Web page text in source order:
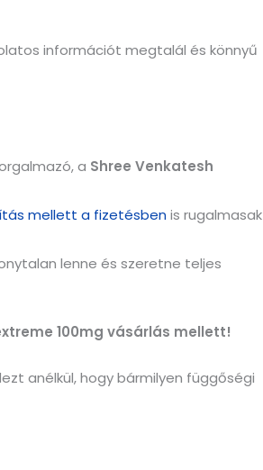
információt megtalál és könnyű
a Shree Venkatesh
mellett a fizetésbenis rugalmasak
lenne és szeretne teljes
100mg vásárlás mellett!
anélkül, hogy bármilyen függőségi